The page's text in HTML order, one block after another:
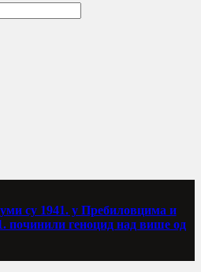
су 1941. у Пребиловцима и
починили геноцид над више од